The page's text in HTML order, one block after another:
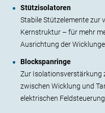
Stützisolatoren
Stabile Stützelemente zur
Kernstruktur – für mehr
Ausrichtung der
Blockspanringe
Zur Isolationsverstärkung
zwischen Wicklung und
elektrischen Feldsteuerung.